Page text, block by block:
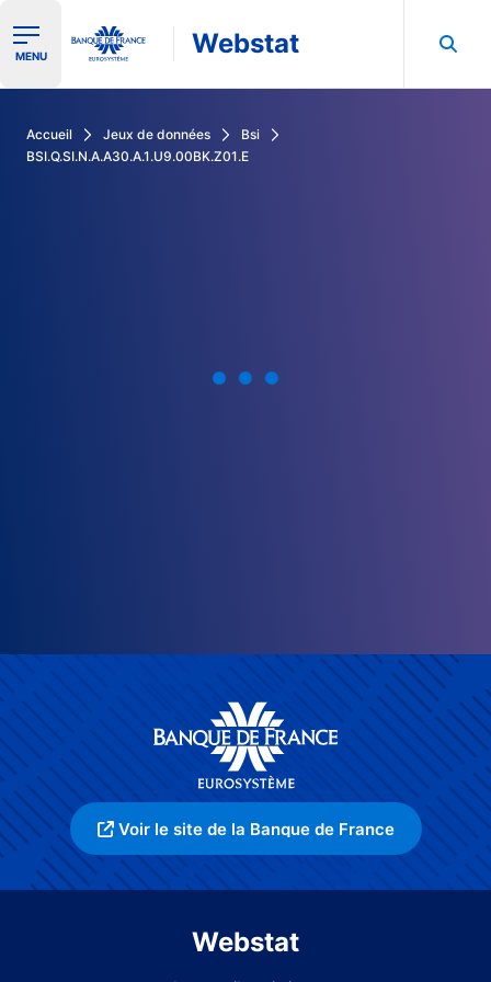
Ouvrir le menu de navigation
MENU Webstat
Accueil Jeux de données
Bsi
BSI.Q.SI.N.A.A30.A.1.U9.00BK.Z01.E
Voir le site de la Banque de France
Webstat